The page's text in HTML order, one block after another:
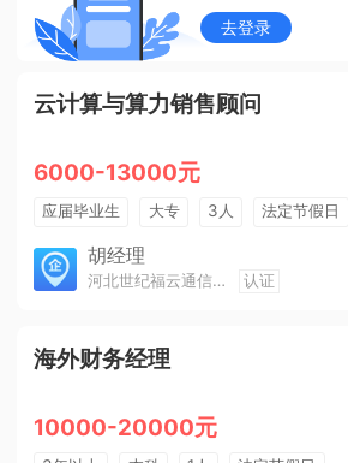
去登录
云计算与算力销售顾问
6000-13000元
应届毕业生 大专 3人
法定节假日
销售奖金
年终奖金
胡经理
河北世纪福云通信技术有限公司 认证
海外财务经理
10000-20000元